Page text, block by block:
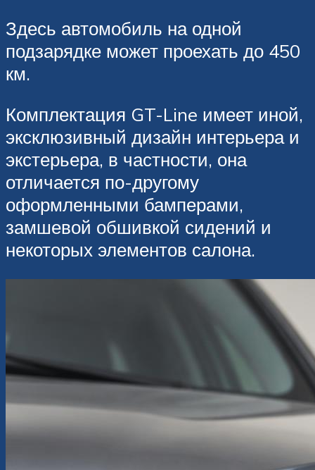
Здесь автомобиль на одной
подзарядке может проехать до 450
км.
Комплектация GT-Line имеет иной,
эксклюзивный дизайн интерьера и
экстерьера, в частности, она
отличается по-другому
оформленными бамперами,
замшевой обшивкой сидений и
некоторых элементов салона.